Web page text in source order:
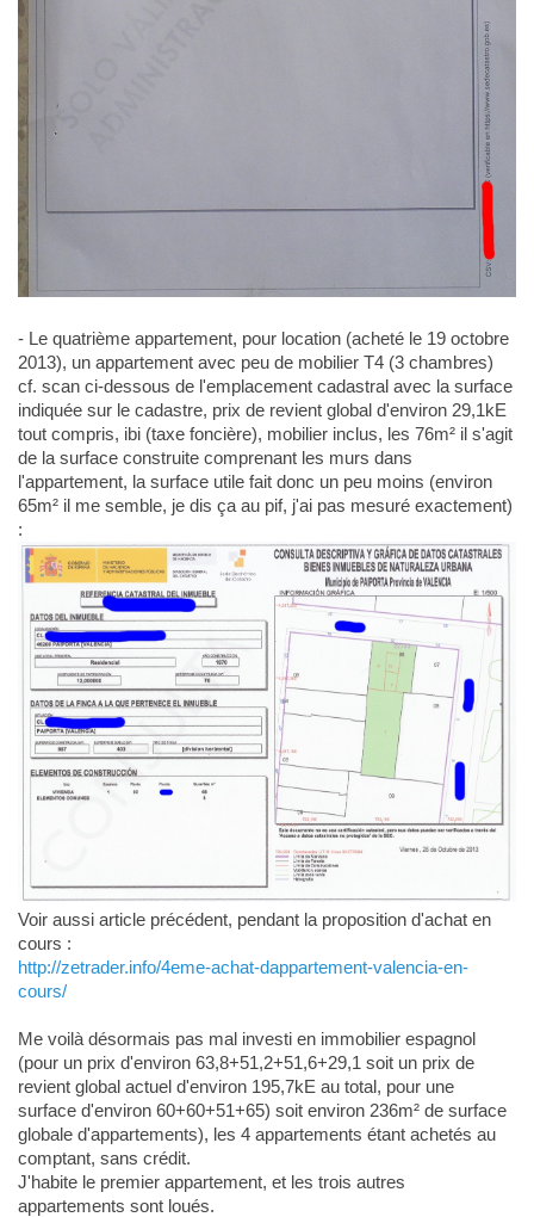
- Le quatrième appartement, pour location (acheté le 19 octobre
2013), un appartement avec peu de mobilier T4 (3 chambres)
cf. scan ci-dessous de l'emplacement cadastral avec la surface
indiquée sur le cadastre, prix de revient global d'environ 29,1kE
tout compris, ibi (taxe foncière), mobilier inclus, les 76m² il s'agit
de la surface construite comprenant les murs dans
l'appartement, la surface utile fait donc un peu moins (environ
65m² il me semble, je dis ça au pif, j'ai pas mesuré exactement)
:
Voir aussi article précédent, pendant la proposition d'achat en
cours :
http://zetrader.info/4eme-achat-dappartement-valencia-en-
cours/
Me voilà désormais pas mal investi en immobilier espagnol
(pour un prix d'environ 63,8+51,2+51,6+29,1 soit un prix de
revient global actuel d'environ 195,7kE au total, pour une
surface d'environ 60+60+51+65) soit environ 236m² de surface
globale d'appartements), les 4 appartements étant achetés au
comptant, sans crédit.
J'habite le premier appartement, et les trois autres
appartements sont loués.